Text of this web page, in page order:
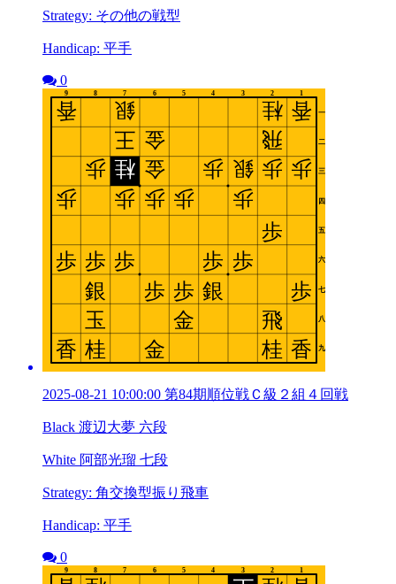
Strategy: その他の戦型
Handicap: 平手
0
2025-08-21 10:00:00 第84期順位戦Ｃ級２組４回戦
Black 渡辺大夢 六段
White 阿部光瑠 七段
Strategy: 角交換型振り飛車
Handicap: 平手
0